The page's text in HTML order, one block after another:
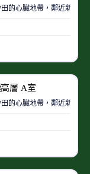
的心臟地帶，鄰近新城
層 A室
的心臟地帶，鄰近新城